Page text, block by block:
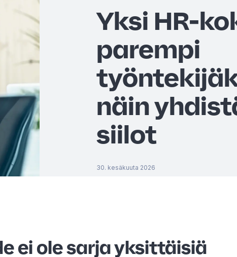
Yksi HR-
parempi
näin
siilot
30. kesäkuuta 2026
ei ole sarja yksittäisiä